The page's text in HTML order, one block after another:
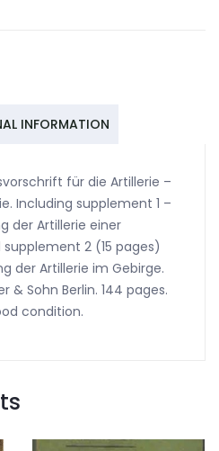
INFORMATION
für die Artillerie –
Including supplement 1 –
der Artillerie einer
2 (15 pages)
der Artillerie im Gebirge.
& Sohn Berlin. 144 pages.
condition.